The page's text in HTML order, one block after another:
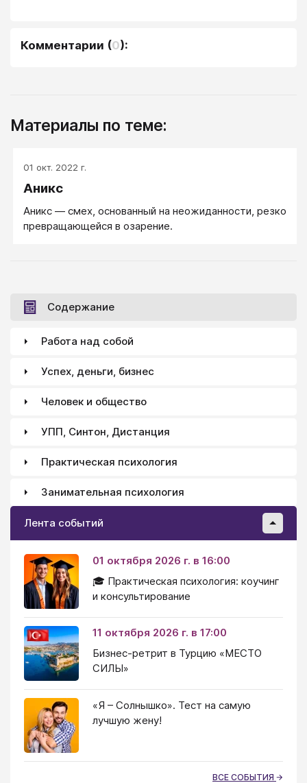
Комментарии (0):
Материалы по теме:
01 окт. 2022 г.
Аникс
Аникс — смех, основанный на неожиданности, резко
превращающейся в озарение.
Содержание
Работа над собой
Успех, деньги, бизнес
Человек и общество
УПП, Синтон, Дистанция
Практическая психология
Занимательная психология
Лента событий
01 октября 2026 г. в 16:00
🎓 Практическая психология: коучинг
и консультирование
11 октября 2026 г. в 17:00
Бизнес-ретрит в Турцию «МЕСТО
СИЛЫ»
«Я – Солнышко». Тест на самую
лучшую жену!
ВСЕ СОБЫТИЯ